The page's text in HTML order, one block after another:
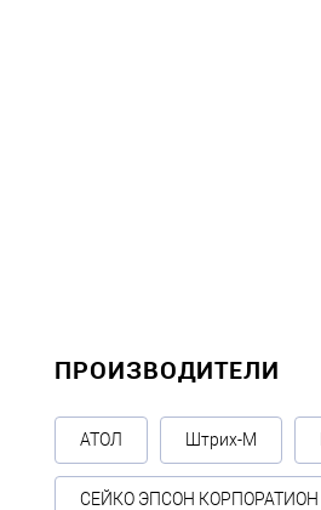
ПРОИЗВОДИТЕЛИ
АТОЛ Штрих-М
СЕЙКО ЭПСОН КОРПОРАТИОН